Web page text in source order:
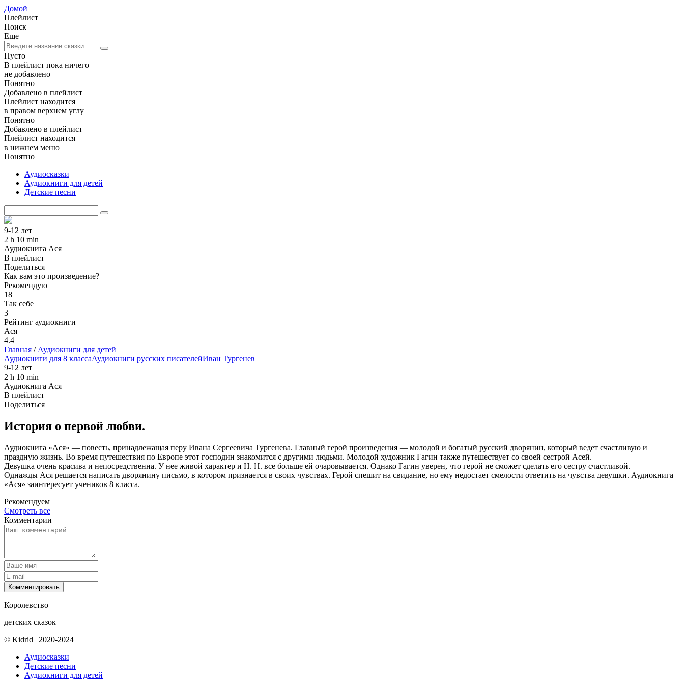
Домой
Плейлист
Поиск
Еще
Пусто
В плейлист пока ничего
не добавлено
Понятно
Добавлено в плейлист
Плейлист находится
в правом верхнем углу
Понятно
Добавлено в плейлист
Плейлист находится
в нижнем меню
Понятно
Аудиосказки
Аудиокниги для детей
Детские песни
9-12 лет
2 h 10 min
Аудиокнига Ася
В плейлист
Поделиться
Как вам это произведение?
Рекомендую
18
Так себе
3
Рейтинг аудиокниги
Ася
4.4
Главная / Аудиокниги для детей
Аудиокниги для 8 классаАудиокниги русских писателейИван Тургенев
9-12 лет
2 h 10 min
Аудиокнига Ася
В плейлист
Поделиться
История о первой любви.
Аудиокнига «Ася» — повесть, принадлежащая перу Ивана Сергеевича Тургенева. Главный герой произведения — молодой и богатый русский дворянин, который ведет счастливую и
праздную жизнь. Во время путешествия по Европе этот господин знакомится с другими людьми. Молодой художник Гагин также путешествует со своей сестрой Асей.
Девушка очень красива и непосредственна. У нее живой характер и Н. Н. все больше ей очаровывается. Однако Гагин уверен, что герой не сможет сделать его сестру счастливой.
Однажды Ася решается написать дворянину письмо, в котором признается в своих чувствах. Герой спешит на свидание, но ему недостает смелости ответить на чувства девушки. Аудиокнига
«Ася» заинтересует учеников 8 класса.
Рекомендуем
Смотреть все
Комментарии
Комментировать
Королевство
детских сказок
© Kidrid | 2020-2024
Аудиосказки
Детские песни
Аудиокниги для детей